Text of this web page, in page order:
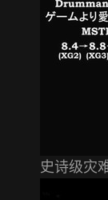
史诗级灾